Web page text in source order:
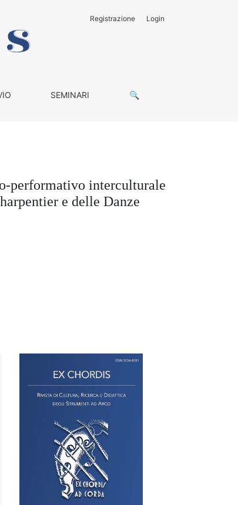
e co-creativo del progetto Re-Orient: i
SEMINARI 🔍
Registrazione Login
performativo interculturale
e delle Danze